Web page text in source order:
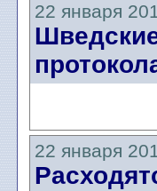
22 января
22 января